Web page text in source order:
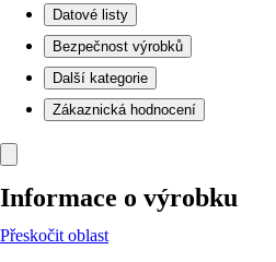
Datové listy
Bezpečnost výrobků
Další kategorie
Zákaznická hodnocení
Informace o výrobku
Přeskočit oblast